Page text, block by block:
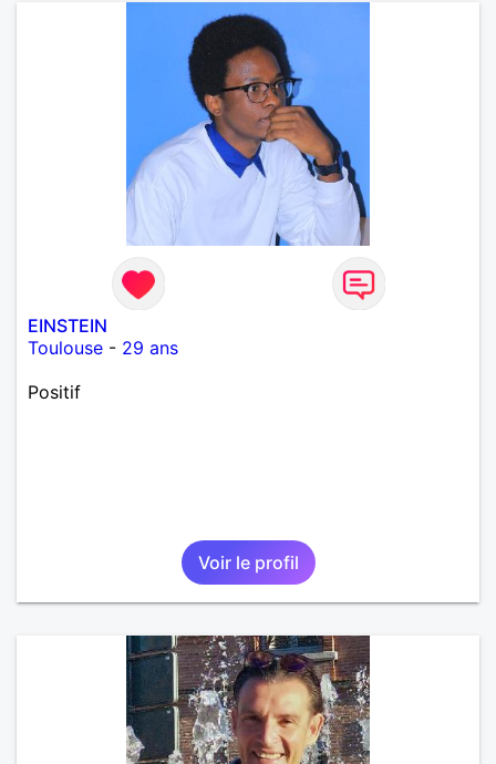
EINSTEIN
Toulouse - 29 ans
Positif
Voir le profil